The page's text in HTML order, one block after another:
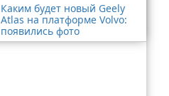
Каким будет новый Geely
Atlas на платформе Volvo:
появились фото